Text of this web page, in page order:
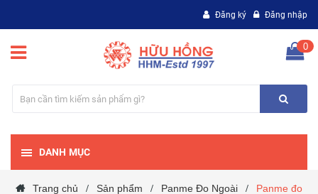
Đăng ký Đăng nhập
0
DANH MỤC
Trang chủ / Sản phẩm / Panme Đo Ngoài /
Panme đo